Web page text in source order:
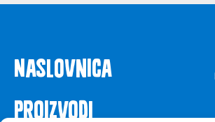
Naslovnica
Proizvodi